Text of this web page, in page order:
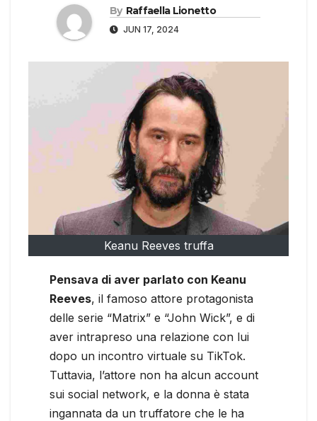
By Raffaella Lionetto
JUN 17, 2024
Keanu Reeves truffa
Pensava di aver parlato con Keanu
Reeves, il famoso attore protagonista
delle serie “Matrix” e “John Wick”, e di
aver intrapreso una relazione con lui
dopo un incontro virtuale su TikTok.
Tuttavia, l’attore non ha alcun account
sui social network, e la donna è stata
ingannata da un truffatore che le ha